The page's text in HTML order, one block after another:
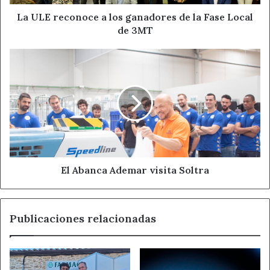
Fase
Local
La ULE reconoce a los ganadores de la Fase Local
de 3MT
visita
Soltra
El Abanca Ademar visita Soltra
Publicaciones relacionadas